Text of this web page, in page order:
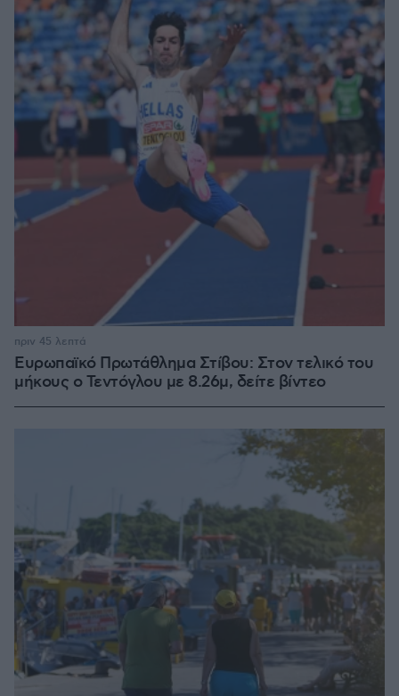
Ευρωπαϊκό Πρωτάθλημα Στίβου: Στον τελικό του
μήκους ο Τεντόγλου με 8.26μ, δείτε βίντεο
πριν 45 λεπτά